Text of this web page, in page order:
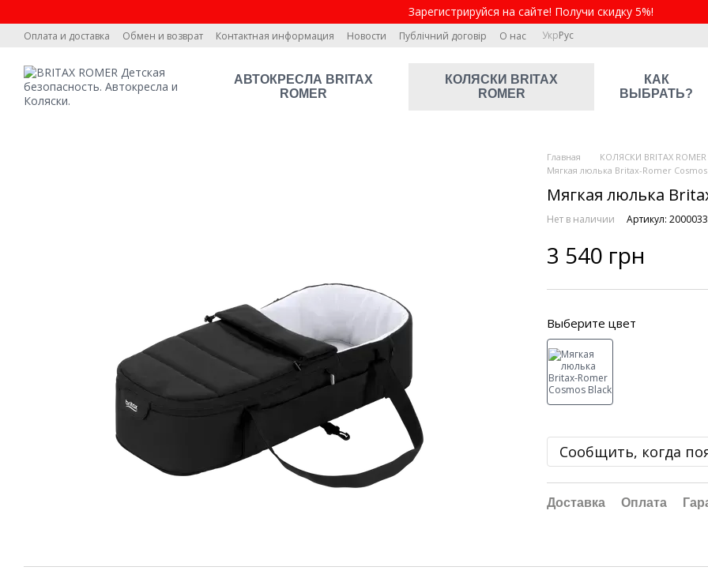
Зарегистрируйся на сайте! Получи скидку 5%!
Оплата и доставка Обмен и возврат Контактная информация Новости Публічний договір О нас УкрРус
АВТОКРЕСЛА BRITAX
ROMER
КОЛЯСКИ BRITAX
ROMER
КАК
ВЫБРАТЬ?
Главная КОЛЯСКИ BRITAX ROMER
Мягкая люлька Britax-Romer
Мягкая люлька
Нет в наличии Артикул:
3 540 грн
Выберите цвет
Сообщить, когда
Доставка Оплата